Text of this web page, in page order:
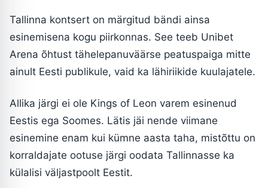
Tallinna kontsert on märgitud bändi ainsa
esinemisena kogu piirkonnas. See teeb Unibet
Arena õhtust tähelepanuväärse peatuspaiga mitte
ainult Eesti publikule, vaid ka lähiriikide kuulajatele.
Allika järgi ei ole Kings of Leon varem esinenud
Eestis ega Soomes. Lätis jäi nende viimane
esinemine enam kui kümne aasta taha, mistõttu on
korraldajate ootuse järgi oodata Tallinnasse ka
külalisi väljastpoolt Eestit.